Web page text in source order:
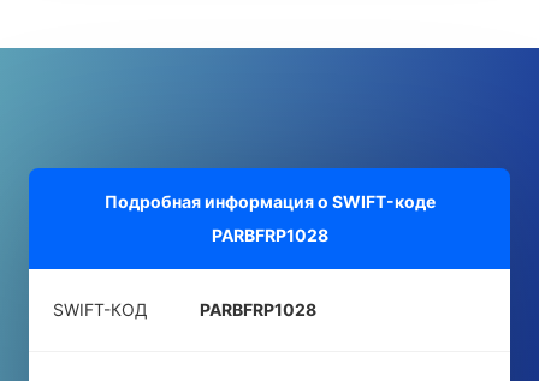
Подробная информация о SWIFT-коде
PARBFRP1028
SWIFT-КОД PARBFRP1028